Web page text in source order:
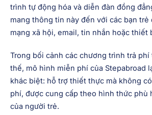
trình tự động hóa và diễn đàn đồng
mang thông tin này đến với các bạn trẻ
mạng xã hội, email, tin nhắn hoặc thiết
Trong bối cảnh các chương trình trả
thế, mô hình miễn phí của Stepabroad
khác biệt: hỗ trợ thiết thực mà không
phí, được cung cấp theo hình thức phù
của người trẻ.